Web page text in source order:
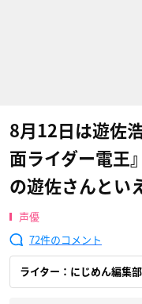
8月12日は遊佐
面ライダー電王
の遊佐さんとい
声優
72
ライター：にじめん編集部